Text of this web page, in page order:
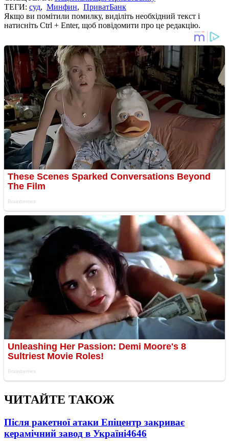
ТЕГИ: суд, Минфин, ПриватБанк
Якщо ви помітили помилку, виділіть необхідний текст і
натисніть Ctrl + Enter, щоб повідомити про це редакцію.
ЧИТАЙТЕ ТАКОЖ
Після ракетної атаки Епіцентр закриває
керамічний завод в Україні4646